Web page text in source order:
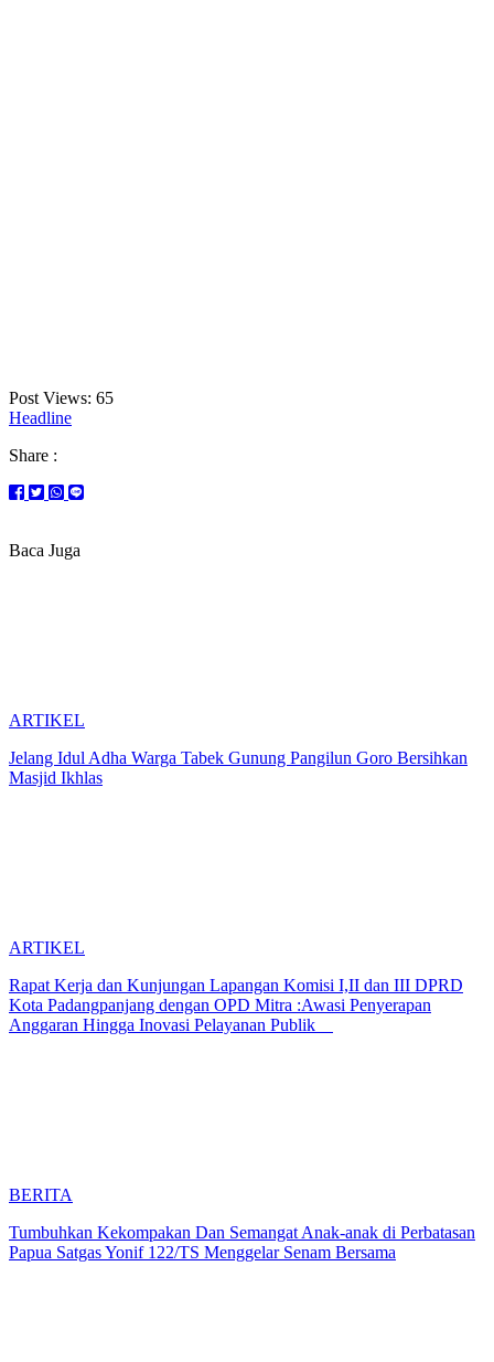
Post Views: 65
Headline
Share :
Baca Juga
ARTIKEL
Jelang Idul Adha Warga Tabek Gunung Pangilun Goro Bersihkan
Masjid Ikhlas
ARTIKEL
Rapat Kerja dan Kunjungan Lapangan Komisi I,II dan III DPRD
Kota Padangpanjang dengan OPD Mitra :Awasi Penyerapan
Anggaran Hingga Inovasi Pelayanan Publik
BERITA
Tumbuhkan Kekompakan Dan Semangat Anak-anak di Perbatasan
Papua Satgas Yonif 122/TS Menggelar Senam Bersama